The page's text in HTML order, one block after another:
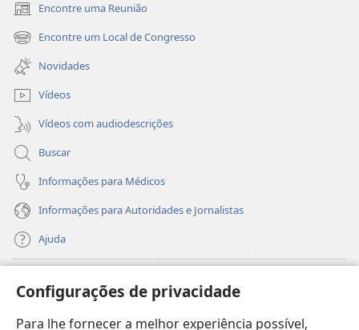
Configurações de privacidade
Para lhe fornecer a melhor experiência possível,
Encontre uma Reunião
(abre
nova
janela)
Encontre um Local de Congresso
(abre
nova
janela)
Novidades
Vídeos
Vídeos com audiodescrições
Buscar
Informações para Médicos
Informações para Autoridades e Jornalistas
Ajuda
(abre
nova
janela)
Biblioteca On-line da Torre de Vigia™